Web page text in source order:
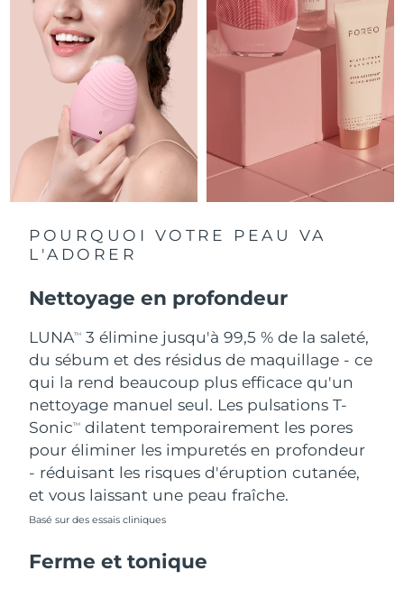
POURQUOI VOTRE PEAU VA
L'ADORER
Nettoyage en profondeur
LUNATM
3 élimine jusqu'à 99,5 % de la saleté,
du sébum et des résidus de maquillage - ce
qui la rend beaucoup plus efficace qu'un
nettoyage manuel seul. Les pulsations T-
SonicTM
dilatent temporairement les pores
pour éliminer les impuretés en profondeur
- réduisant les risques d'éruption cutanée,
et vous laissant une peau fraîche.
Basé sur des essais cliniques
Ferme et tonique
Singapour Livraison estimée11/8/26
Slovaquie Livraison estimée 9/8/26
Afrique du Sud Livraison estimée17/8/26
Corée du Sud Livraison estimée11/8/26
Espagne
Suisse
Taïwan Livraison estimée 14/8/26
Thaïlande Livraison estimée
Turquie Livraison estimée 10/8/26
Émirats arabes unis Livraison estimée 10/8/26
Royaume-Uni
États-Unis